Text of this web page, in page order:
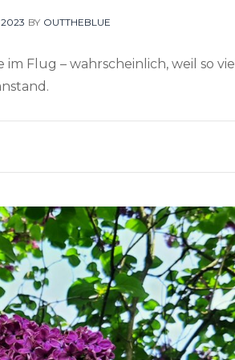
BY OUTTHEBLUE
Flug – wahrscheinlich, weil so viel